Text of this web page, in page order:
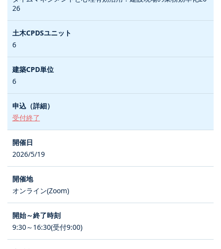
26
6
6
受付終了
2026/5/19
オンライン(Zoom)
9:30～16:30(受付9:00)